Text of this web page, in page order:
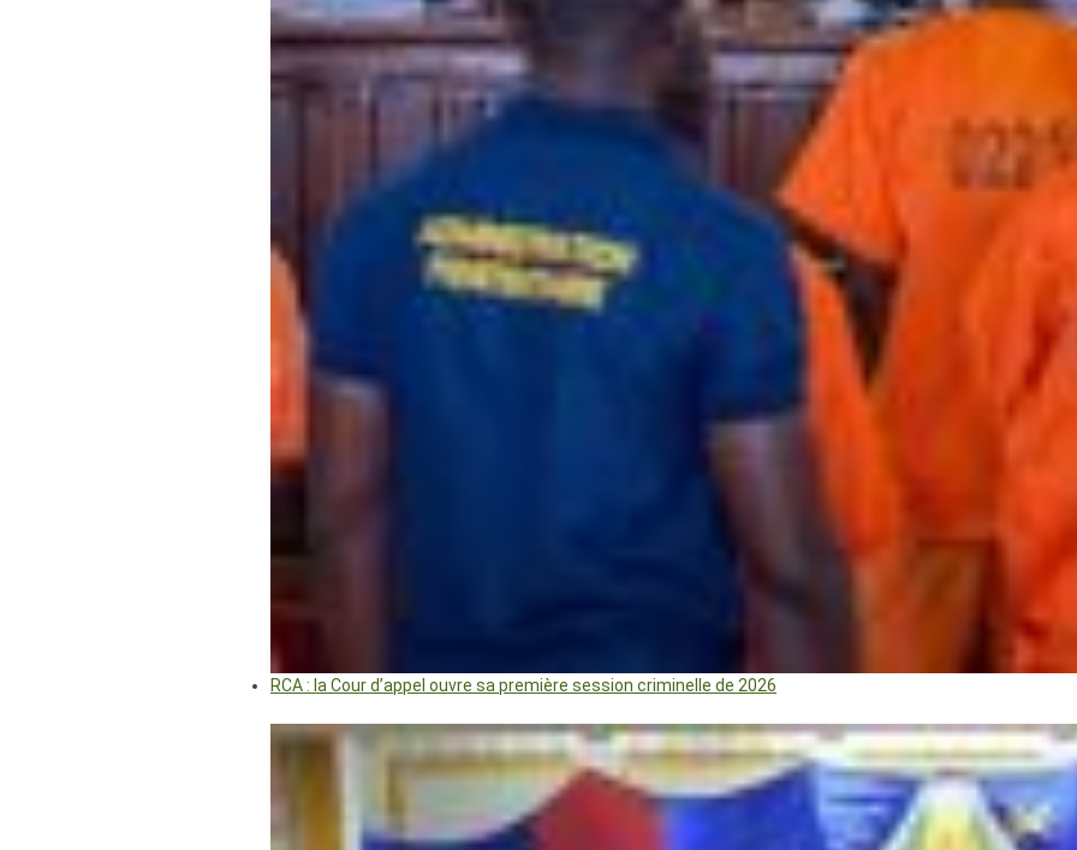
RCA : la Cour d’appel ouvre sa première session criminelle de 2026